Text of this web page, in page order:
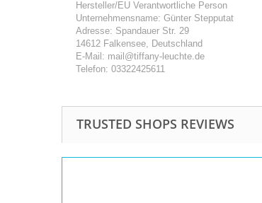
Hersteller/EU Verantwortliche Person
Unternehmensname: Günter Stepputat
Adresse: Spandauer Str. 29
14612 Falkensee, Deutschland
E-Mail: mail@tiffany-leuchte.de
Telefon: 03322425611
TRUSTED SHOPS REVIEWS